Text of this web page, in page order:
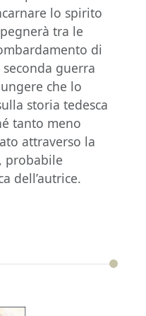
lo spirito
tra le
di
guerra
che lo
storia tedesca
tanto meno
attraverso la
probabile
dell’autrice.